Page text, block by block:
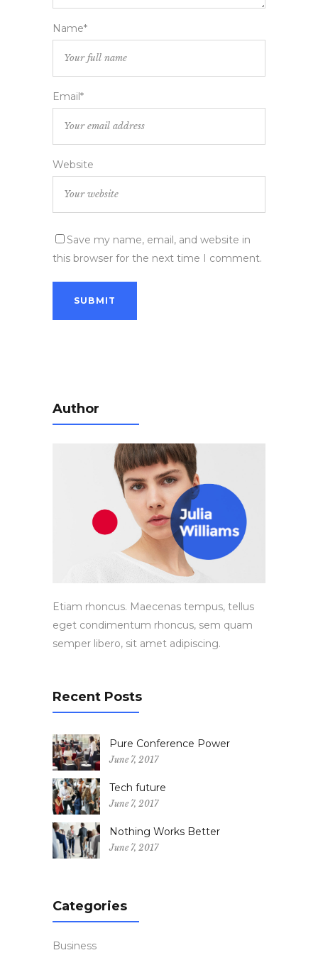
Name*
Email*
Website
Save my name, email, and website in
this browser for the next time I comment.
Author
Etiam rhoncus. Maecenas tempus, tellus
eget condimentum rhoncus, sem quam
semper libero, sit amet adipiscing.
Recent Posts
Pure Conference Power
June 7, 2017
Tech future
June 7, 2017
Nothing Works Better
June 7, 2017
Categories
Business